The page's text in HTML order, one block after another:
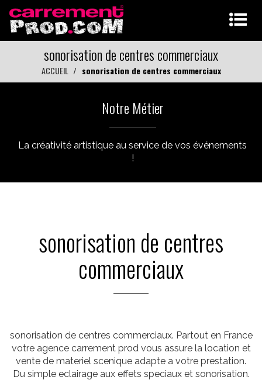
sonorisation de centres commerciaux
ACCUEIL sonorisation de centres commerciaux
Notre Métier
La créativité artistique au service de vos événements
!
sonorisation de centres
commerciaux
sonorisation de centres commerciaux. Partout en France
votre agence carrement prod vous assure la location et
vente de materiel scenique adapte a votre prestation.
Du simple eclairage aux effets speciaux et sonorisation.